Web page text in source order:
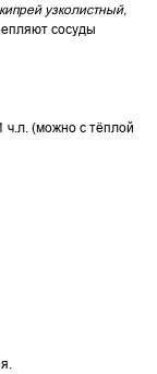
узколистный,
сосуды
ч.л. (можно с тёплой